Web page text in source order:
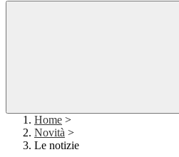
Home >
Novità >
Le notizie